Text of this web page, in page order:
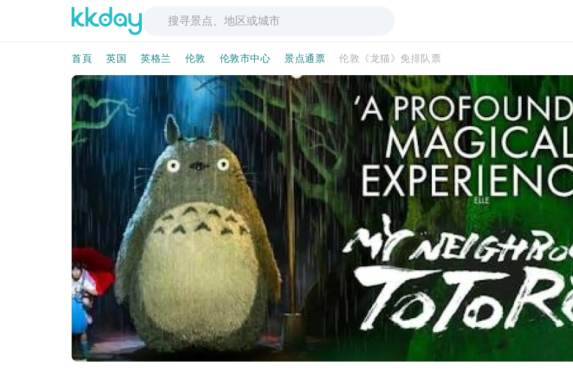
首頁 英国 英格兰 伦敦 伦敦市中心 景点通票 伦敦《龙猫》免排队票